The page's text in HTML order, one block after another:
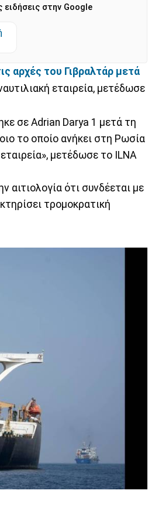
στην Google
αρχές του Γιβραλτάρ μετά
εταιρεία, μετέδωσε
σε Adrian Darya 1 μετά τη
το οποίο ανήκει στη Ρωσία
μετέδωσε το ILNA
αιτιολογία ότι συνδέεται με
τρομοκρατική